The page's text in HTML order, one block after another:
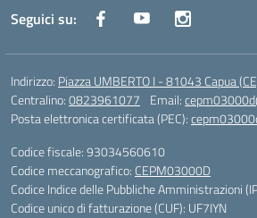
Seguici su:
Indirizzo: Piazza UMBERTO I - 81043 Capua
Centralino:0823961077 Email:
Posta elettronica certificata (PEC):
Codice fiscale: 93034560610
Codice meccanografico: CEPM03000D
Codice Indice delle Pubbliche Amministrazioni
Codice unico di fatturazione (CUF): UF7IYN